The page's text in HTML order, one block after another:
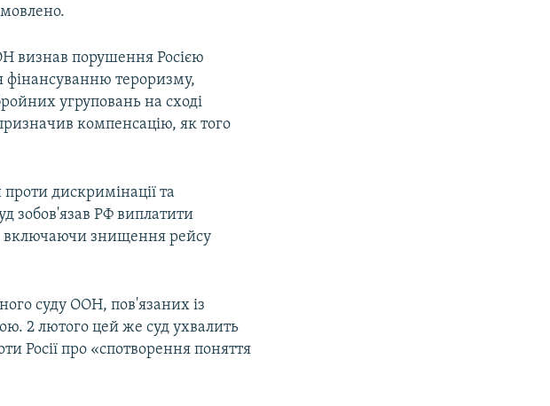
визнав порушення Росією
фінансуванню тероризму,
угруповань на сході
компенсацію, як того
дискримінації та
зобов'язав РФ виплатити
включаючи знищення рейсу
суду ООН, пов'язаних із
2 лютого цей же суд ухвалить
Росії про «спотворення поняття